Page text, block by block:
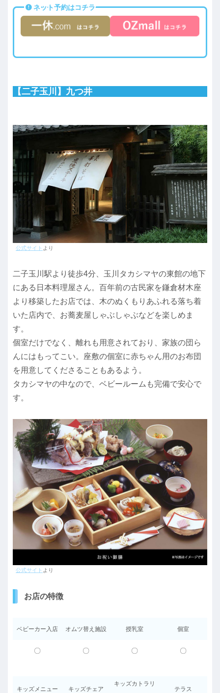
ネット予約はコチラ
【二子玉川】九つ井
公式サイト より
二子玉川駅より徒歩4分、玉川タカシマヤの東館の地下
にある日本料理屋さん。百年前の古民家を鎌倉材木座
より移築したお店では、木のぬくもりあふれる落ち着
いた店内で、お蕎麦屋しゃぶしゃぶなどを楽しめま
す。
個室だけでなく、離れも用意されており、家族の団ら
んにはもってこい。座敷の個室に赤ちゃん用のお布団
を用意してくださることもあるよう。
タカシマヤの中なので、ベビールームも完備で安心で
す。
公式サイト より
お店の特徴
ベビーカー入店 オムツ替え施設 授乳室 個室
〇 〇 〇 〇
キッズメニュー キッズチェア
キッズカトラリ
テラス